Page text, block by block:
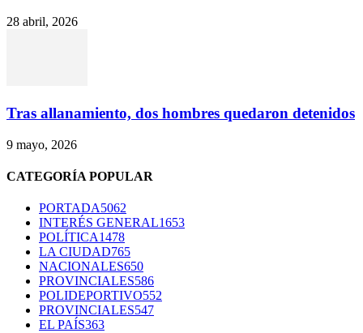
28 abril, 2026
Tras allanamiento, dos hombres quedaron detenidos
9 mayo, 2026
CATEGORÍA POPULAR
PORTADA5062
INTERÉS GENERAL1653
POLÍTICA1478
LA CIUDAD765
NACIONALES650
PROVINCIALES586
POLIDEPORTIVO552
PROVINCIALES547
EL PAÍS363